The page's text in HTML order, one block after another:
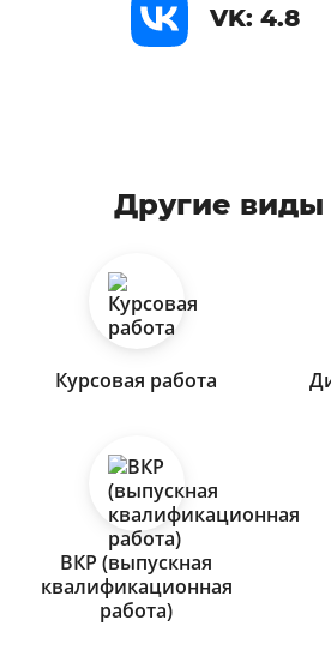
VK: 4.8
Другие виды
Курсовая работа
ВКР (выпускная
квалификационная
работа)